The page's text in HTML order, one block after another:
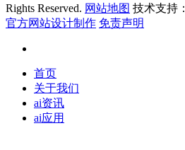
Rights Reserved. 网站地图 技术支持：
官方网站设计制作 免责声明
首页
关于我们
ai资讯
ai应用